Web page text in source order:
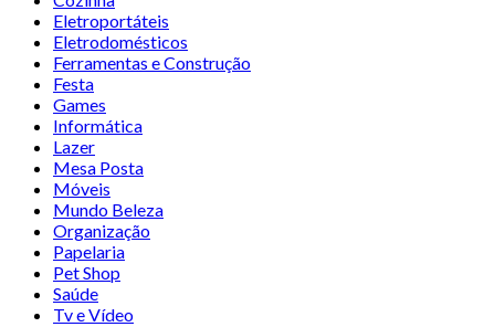
Eletroportáteis
Eletrodomésticos
Ferramentas e Construção
Festa
Games
Informática
Lazer
Mesa Posta
Móveis
Mundo Beleza
Organização
Papelaria
Pet Shop
Saúde
Tv e Vídeo